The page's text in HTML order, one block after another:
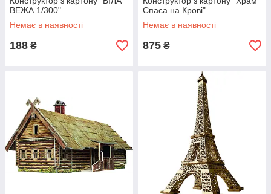
ВЕЖА 1/300"
Немає в наявності
188 ₴
Спаса на Крові"
Немає в наявності
875 ₴